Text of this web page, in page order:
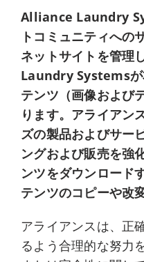
コンタクト
My Alliance
Alliance Laundry
トコミュニティへの
ネットサイトを管理
Laundry Systemsが
テンツ（画像および
ります。アライアン
ズの製品およびサー
ングおよび販売を強
ンツをダウンロード
テンツのコピーや改
アライアンスは、正
るよう合理的な努力